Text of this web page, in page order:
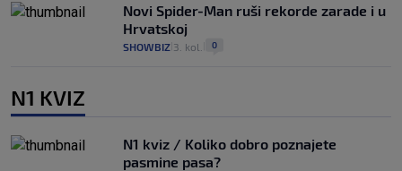
Novi Spider-Man ruši rekorde zarade i u
Hrvatskoj
SHOWBIZ 3. kol. 0
N1 KVIZ
N1 kviz / Koliko dobro poznajete
pasmine pasa?